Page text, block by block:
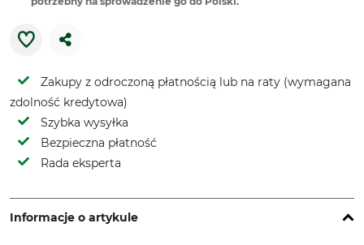
Zakupy z odroczoną płatnością lub na raty (wymagana
zdolność kredytowa)
Szybka wysyłka
Bezpieczna płatność
Rada eksperta
Informacje o artykule